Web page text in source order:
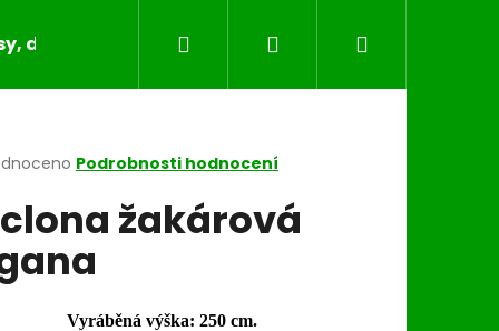
dečky, běhouny, povlaky na polštáře
Hledat PřihlášeníNákupní
Podrobnosti hodnocení
žakárová
Vyráběná výška: 250 cm.